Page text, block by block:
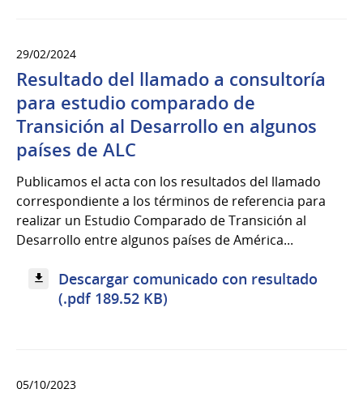
29/02/2024
Resultado del llamado a consultoría
para estudio comparado de
Transición al Desarrollo en algunos
países de ALC
Publicamos el acta con los resultados del llamado
correspondiente a los términos de referencia para
realizar un Estudio Comparado de Transición al
Desarrollo entre algunos países de América...
Descargar comunicado con resultado
(.pdf 189.52 KB)
05/10/2023